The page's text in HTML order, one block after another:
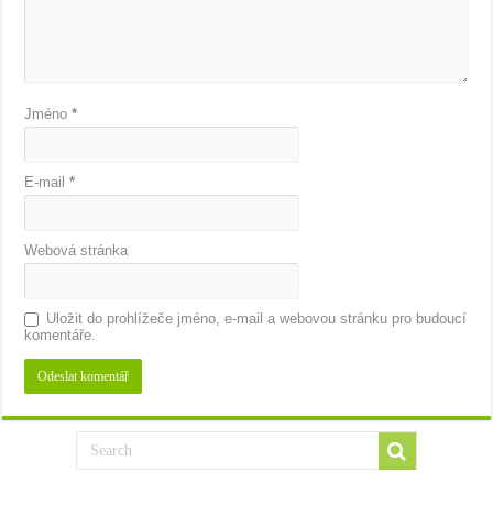
Jméno*
E-mail*
Webová stránka
Uložit do prohlížeče jméno, e-mail a webovou stránku pro budoucí
komentáře.